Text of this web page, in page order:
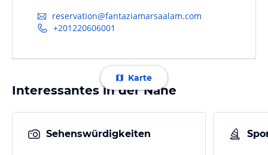
reservation@fantaziamarsaalam.com
+201220606001
Karte
Interessantes in der Nähe
Sehenswürdigkeiten